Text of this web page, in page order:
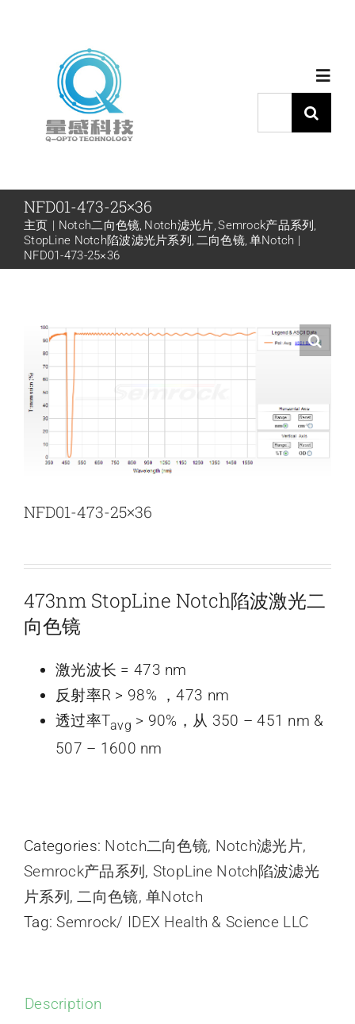
产品中心
代理品牌
下载中心
新闻和活动
关于量感
联系我们
索：
NFD01-473-25×36
主页 Notch二向色镜 Notch滤光片 Semrock产品系列
StopLine Notch陷波滤光片系列 二向色镜 单Notch
NFD01-473-25×36
NFD01-473-25×36
473nm StopLine Notch陷波激光二
向色镜
激光波长 = 473 nm
反射率R > 98% ，473 nm
透过率Tavg > 90%，从 350 – 451 nm &
507 – 1600 nm
Categories: Notch二向色镜, Notch滤光片,
Semrock产品系列 , StopLine Notch陷波滤光
片系列 ,二向色镜,单Notch
Tag:Semrock/ IDEX Health & Science LLC
Description